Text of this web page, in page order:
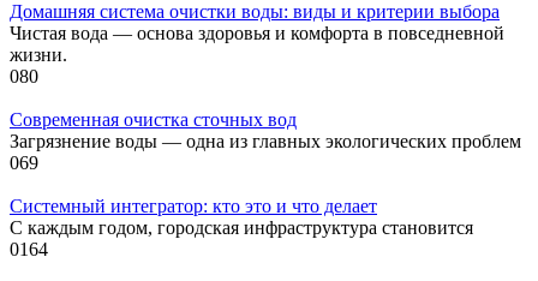
Домашняя система очистки воды: виды и критерии выбора
Чистая вода — основа здоровья и комфорта в повседневной
жизни.
080
Современная очистка сточных вод
Загрязнение воды — одна из главных экологических проблем
069
Системный интегратор: кто это и что делает
С каждым годом, городская инфраструктура становится
0164